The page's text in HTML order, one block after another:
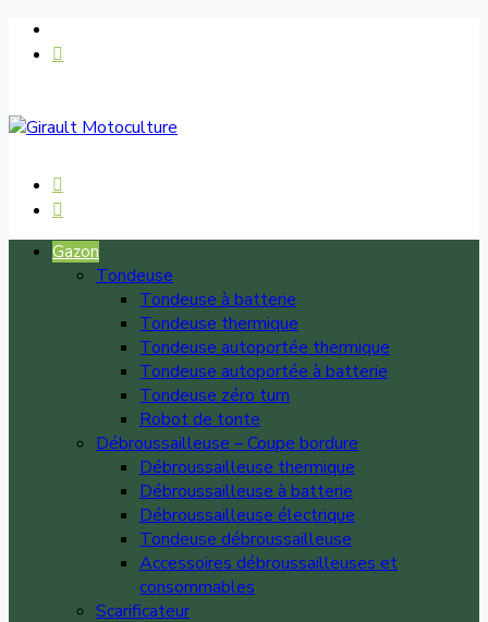
Gazon
Tondeuse
Tondeuse à batterie
Tondeuse thermique
Tondeuse autoportée thermique
Tondeuse autoportée à batterie
Tondeuse zéro turn
Robot de tonte
Débroussailleuse – Coupe bordure
Débroussailleuse thermique
Débroussailleuse à batterie
Débroussailleuse électrique
Tondeuse débroussailleuse
Accessoires débroussailleuses et
consommables
Scarificateur